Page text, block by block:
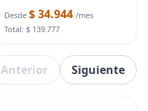
Desde $ 34.944 /mes
Total: $ 139.777
Anterior Siguiente